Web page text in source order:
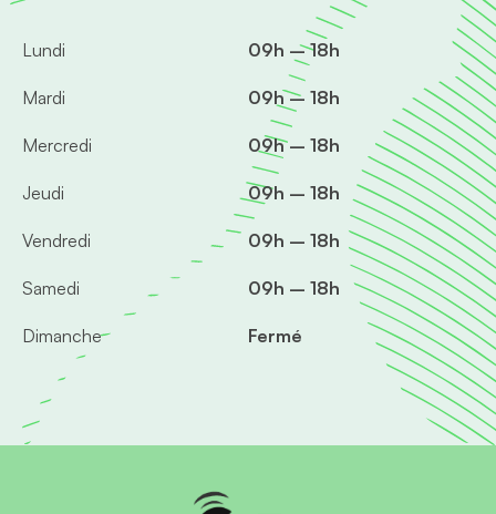
Lundi 09h – 18h
Mardi 09h – 18h
Mercredi 09h – 18h
Jeudi 09h – 18h
Vendredi 09h – 18h
Samedi 09h – 18h
Dimanche Fermé